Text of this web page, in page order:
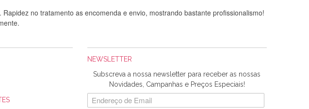
no tratamento as encomenda e envio, mostrando bastante profissionalismo!
Mestre
gostei muito dos tecidos.
NEWSLETTER
Subscreva a nossa newsletter para receber as nossas
Novidades, Campanhas e Preços Especiais!